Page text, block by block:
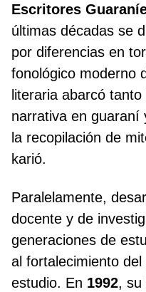
Escritores
últimas décadas se
por diferencias en
fonológico moderno
literaria abarcó
narrativa en guaraní
la recopilación de
karió.
Paralelamente,
docente y de
generaciones de
al fortalecimiento
estudio. En 1992, su